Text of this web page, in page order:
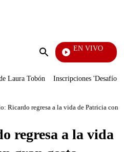
Enviar
EN VIVO
Noticias Caracol
Laura Tobón Inscripciones 'Desafío'
Ricardo regresa a la vida de Patricia con
regresa a la vida